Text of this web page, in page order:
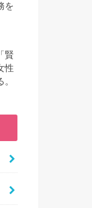
を
賢
性